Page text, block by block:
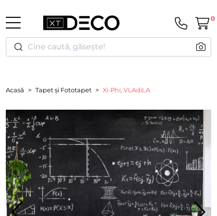
Cine caută, găsește!
0
Acasă Tapet și Fototapet Xi-Phi, VLAdiLA